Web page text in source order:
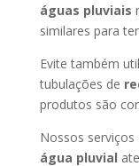
águas pluviais
similares para
Evite também
tubulações de
produtos são
Nossos serviços
água pluvial